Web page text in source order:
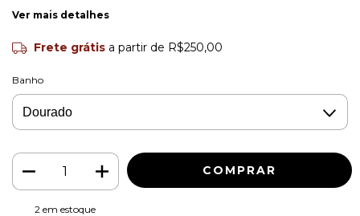
Ver mais detalhes
Frete grátis a partir de R$250,00
Banho
2 em estoque